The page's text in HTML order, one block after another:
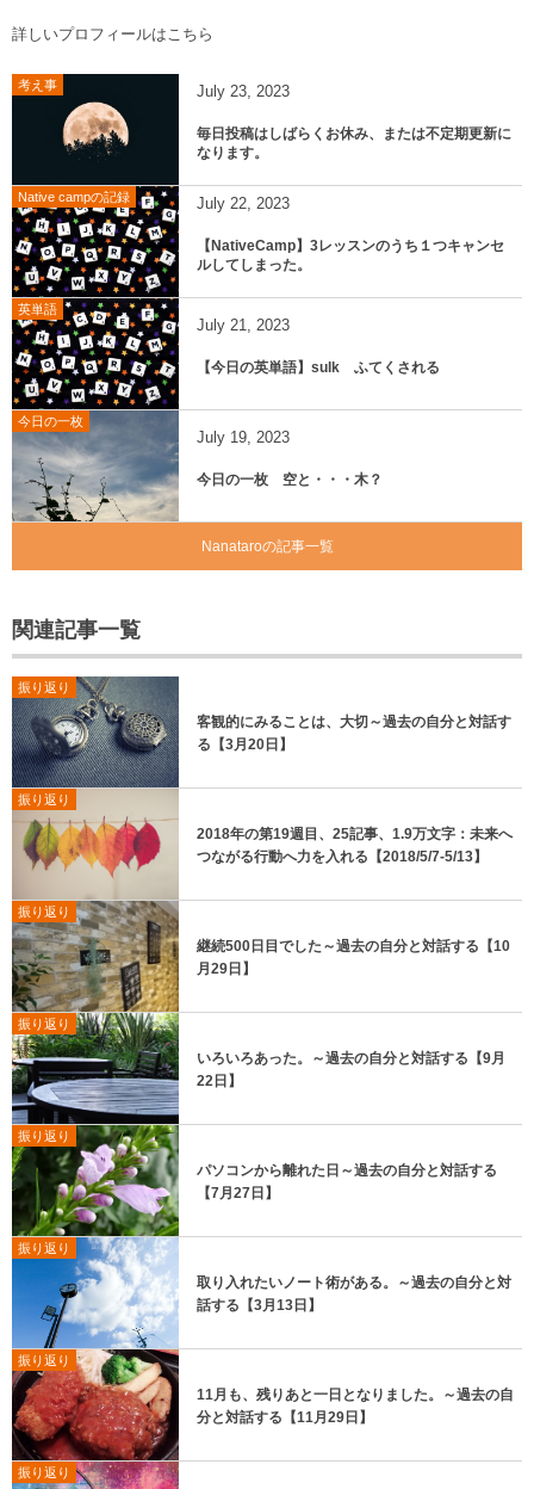
詳しいプロフィールはこちら
考え事 July 23, 2023
毎日投稿はしばらくお休み、または不定期更新に
なります。
Native campの記録 July 22, 2023
【NativeCamp】3レッスンのうち１つキャンセ
ルしてしまった。
英単語
July 21, 2023
【今日の英単語】sulk ふてくされる
今日の一枚
July 19, 2023
今日の一枚 空と・・・木？
Nanataroの記事一覧
関連記事一覧
振り返り
客観的にみることは、大切～過去の自分と対話す
る【3月20日】
振り返り
2018年の第19週目、25記事、1.9万文字：未来へ
つながる行動へ力を入れる【2018/5/7-5/13】
振り返り
継続500日目でした～過去の自分と対話する【10
月29日】
振り返り
いろいろあった。～過去の自分と対話する【9月
22日】
振り返り
パソコンから離れた日～過去の自分と対話する
【7月27日】
振り返り
取り入れたいノート術がある。～過去の自分と対
話する【3月13日】
振り返り
11月も、残りあと一日となりました。～過去の自
分と対話する【11月29日】
振り返り